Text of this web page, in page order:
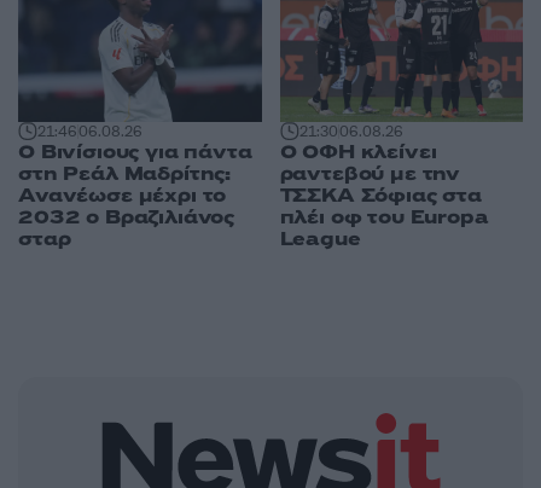
21:4606.08.26
Ο Βινίσιους για πάντα
στη Ρεάλ Μαδρίτης:
Ανανέωσε μέχρι το
2032 ο Βραζιλιάνος
σταρ
21:3006.08.26
Ο ΟΦΗ κλείνει
ραντεβού με την
ΤΣΣΚΑ Σόφιας στα
πλέι οφ του Europa
League